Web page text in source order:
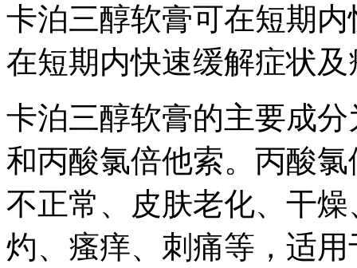
卡泊三醇软膏可在短期
在短期内快速缓解症状
卡泊三醇软膏的主要成
和丙酸氯倍他索。丙酸
不正常、皮肤老化、干
灼、瘙痒、刺痛等，适